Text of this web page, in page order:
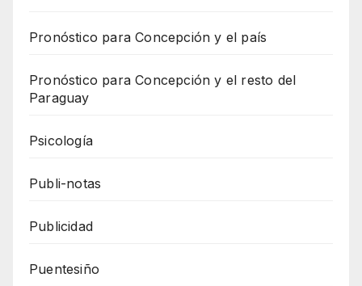
Pronóstico para Concepción y el país
Pronóstico para Concepción y el resto del
Paraguay
Psicología
Publi-notas
Publicidad
Puentesiño